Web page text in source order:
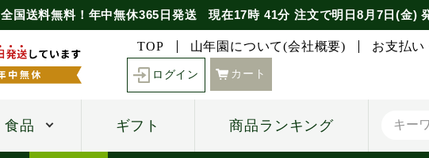
全国送料無料！年中無休365日発送 現在17時 41分 注文で明日8月7日(金)
TOP 山年園について(会社概要) お支払い
ログイン カート
食品 ギフト 商品ランキング